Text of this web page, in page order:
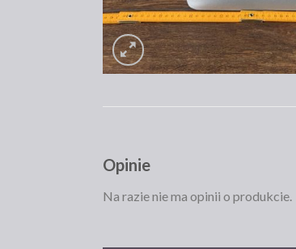
Opinie
Na razie nie ma opinii o produkcie.